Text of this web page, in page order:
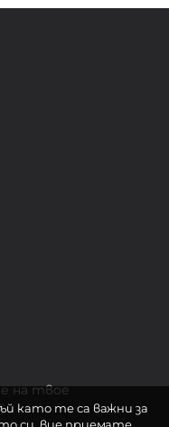
на твое
като те са важни за